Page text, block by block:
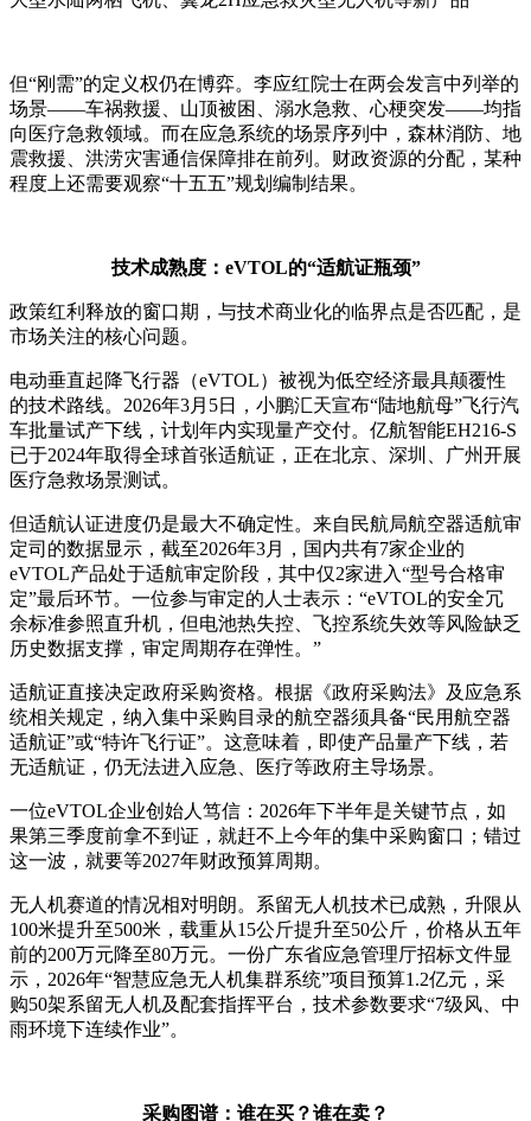
但“刚需”的定义权仍在博弈。李应红院士在两会发言中列举的
场景——车祸救援、山顶被困、溺水急救、心梗突发——均指
向医疗急救领域。而在应急系统的场景序列中，森林消防、地
震救援、洪涝灾害通信保障排在前列。财政资源的分配，某种
程度上还需要观察“十五五”规划编制结果。
技术成熟度：eVTOL的“适航证瓶颈”
政策红利释放的窗口期，与技术商业化的临界点是否匹配，是
市场关注的核心问题。
电动垂直起降飞行器（eVTOL）被视为低空经济最具颠覆性
的技术路线。2026年3月5日，小鹏汇天宣布“陆地航母”飞行汽
车批量试产下线，计划年内实现量产交付。亿航智能EH216-S
已于2024年取得全球首张适航证，正在北京、深圳、广州开展
医疗急救场景测试。
但适航认证进度仍是最大不确定性。来自民航局航空器适航审
定司的数据显示，截至2026年3月，国内共有7家企业的
eVTOL产品处于适航审定阶段，其中仅2家进入“型号合格审
定”最后环节。一位参与审定的人士表示：“eVTOL的安全冗
余标准参照直升机，但电池热失控、飞控系统失效等风险缺乏
历史数据支撑，审定周期存在弹性。”
适航证直接决定政府采购资格。根据《政府采购法》及应急系
统相关规定，纳入集中采购目录的航空器须具备“民用航空器
适航证”或“特许飞行证”。这意味着，即使产品量产下线，若
无适航证，仍无法进入应急、医疗等政府主导场景。
一位eVTOL企业创始人笃信：2026年下半年是关键节点，如
果第三季度前拿不到证，就赶不上今年的集中采购窗口；错过
这一波，就要等2027年财政预算周期。
无人机赛道的情况相对明朗。系留无人机技术已成熟，升限从
100米提升至500米，载重从15公斤提升至50公斤，价格从五年
前的200万元降至80万元。一份广东省应急管理厅招标文件显
示，2026年“智慧应急无人机集群系统”项目预算1.2亿元，采
购50架系留无人机及配套指挥平台，技术参数要求“7级风、中
雨环境下连续作业”。
采购图谱：谁在买？谁在卖？